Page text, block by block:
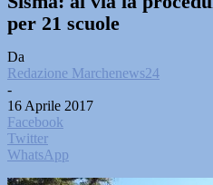
per 21 scuole
Da
Redazione Marchenews24
-
16 Aprile 2017
Facebook
Twitter
WhatsApp